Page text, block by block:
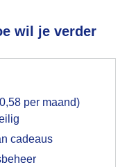
wil je verder
per maand)
cadeaus
voor het
op hebt gegeven,
je browser waarin